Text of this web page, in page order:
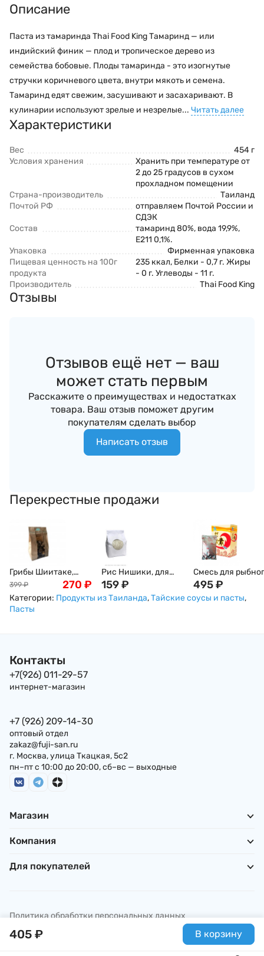
405 ₽ В корзину
Описание
Паста из тамаринда Thai Food King Тамаринд — или
индийский финик — плод и тропическое дерево из
семейства бобовые. Плоды тамаринда - это изогнутые
стручки коричневого цвета, внутри мякоть и семена.
Тамаринд едят свежим, засушивают и засахаривают. В
кулинарии используют зрелые и незрелые... Читать далее
Характеристики
Вес
454 г
Условия хранения
Хранить при температуре от
2 до 25 градусов в сухом
прохладном помещении
Страна-производитель
Таиланд
Почтой РФ
отправляем Почтой России и
СДЭК
Состав
тамаринд 80%, вода 19,9%,
Е211 0,1%.
Упаковка
Фирменная упаковка
Пищевая ценность на 100г
продукта
235 ккал, Белки - 0,7 г. Жиры
- 0 г. Углеводы - 11 г.
Производитель
Thai Food King
Отзывы
Отзывов ещё нет — ваш
может стать первым
Расскажите о преимуществах и недостатках
товара. Ваш отзыв поможет другим
покупателям сделать выбор
Написать отзыв
Перекрестные продажи
Грибы Шиитаке,
древесные, 100г
399 ₽ 270 ₽
Рис Нишики, для
суши и роллов, 1кг
159₽
Смесь для
бульона Хондаши
(Даши/Даси),
495₽
Категории: Продукты из Таиланда,Тайские соусы и пасты,
Пасты
Контакты
+7(926) 011-29-57
интернет-магазин
+7 (926) 209-14-30
оптовый отдел
zakaz@fuji-san.ru
г. Москва, улица Ткацкая, 5с2
пн–пт с 10:00 до 20:00, сб–вс — выходные
Магазин
Компания
Для покупателей
Политика обработки персональных данных